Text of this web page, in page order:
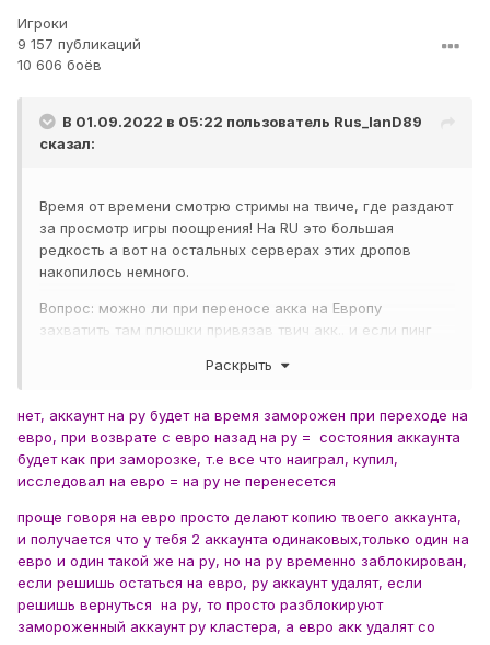
Игроки
9 157 публикаций
10 606 боёв
В 01.09.2022 в 05:22 пользователь Rus_lanD89
сказал:
Время от времени смотрю стримы на твиче, где раздают
за просмотр игры поощрения! На RU это большая
редкость а вот на остальных серверах этих дропов
накопилось немного.
Вопрос: можно ли при переносе акка на Европу
захватить там плюшки привязав твич акк.. и если пинг
домой? При переходе и возврате восстанавливается ли
Раскрыть
нет, аккаунт на ру будет на время заморожен при переходе на
евро, при возврате с евро назад на ру = состояния аккаунта
будет как при заморозке, т.е все что наиграл, купил,
исследовал на евро = на ру не перенесется
проще говоря на евро просто делают копию твоего аккаунта,
и получается что у тебя 2 аккаунта одинаковых,только один на
евро и один такой же на ру, но на ру временно заблокирован,
если решишь остаться на евро, ру аккаунт удалят, если
решишь вернуться на ру, то просто разблокируют
замороженный аккаунт ру кластера, а евро акк удалят со